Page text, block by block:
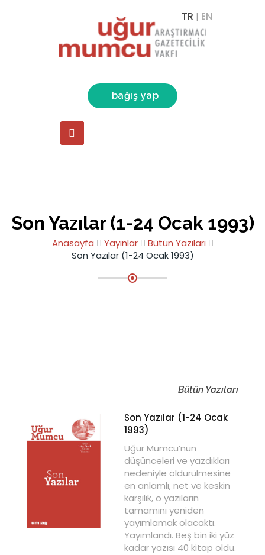
TR | EN
bağış yap
Son Yazılar (1-24 Ocak 1993)
Anasayfa Yayınlar
Bütün Yazıları
Son Yazılar (1-24 Ocak 1993)
Bütün Yazıları
Son Yazılar (1-24 Ocak
1993)
Uğur Mumcu’nun
düşünceleri ve yazdıkları
nedeniyle öldürülmesine
en anlamlı, net ve keskin
karşılık, o yazıların
tamamını yeniden
yayımlamak olacaktı.
Yayımlandı. Beş bin iki yüz
kadar yazısı 40 kitap oldu.